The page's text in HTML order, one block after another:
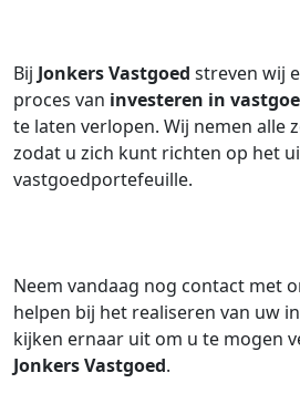
Bij Jonkers Vastgoed streven wij
proces van investeren in
te laten verlopen. Wij nemen alle
zodat u zich kunt richten op het
vastgoedportefeuille.
Neem vandaag nog contact met
helpen bij het realiseren van uw
kijken ernaar uit om u te mogen
Jonkers Vastgoed.